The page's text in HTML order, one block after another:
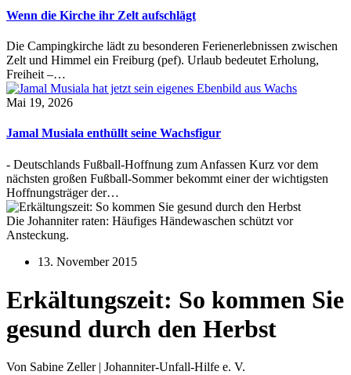
Wenn die Kirche ihr Zelt aufschlägt
Die Campingkirche lädt zu besonderen Ferienerlebnissen zwischen
Zelt und Himmel ein Freiburg (pef). Urlaub bedeutet Erholung,
Freiheit –…
Mai 19, 2026
Jamal Musiala enthüllt seine Wachsfigur
- Deutschlands Fußball-Hoffnung zum Anfassen Kurz vor dem
nächsten großen Fußball-Sommer bekommt einer der wichtigsten
Hoffnungsträger der…
Die Johanniter raten: Häufiges Händewaschen schützt vor
Ansteckung.
13. November 2015
Erkältungszeit: So kommen Sie
gesund durch den Herbst
Von Sabine Zeller | Johanniter-Unfall-Hilfe e. V.